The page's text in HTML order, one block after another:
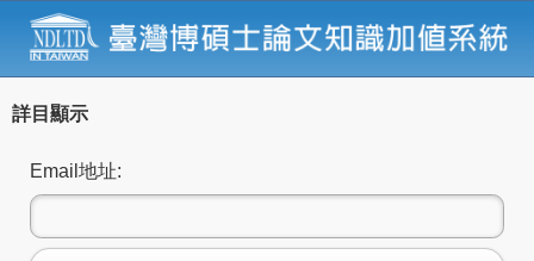
詳目顯示
Email地址: